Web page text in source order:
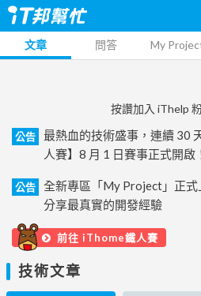
文章 問答 My
按讚加入 iThelp
公告
最熱血的技術盛事，連續 30
人賽】8 月 1 日賽事正式開啟
公告
全新專區「My Project」正式
分享最真實的開發經驗
前往 iThome鐵人賽
技術文章